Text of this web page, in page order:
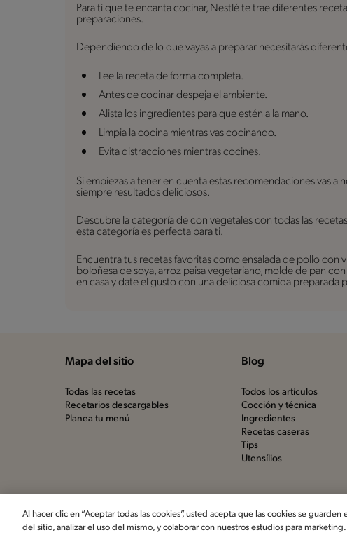
Para ti que te encanta cocinar, Nestlé te trae diferentes
preparaciones.
Dependiendo de lo que vayas a preparar necesitarás
Lee la receta de forma completa.
Antes de cocinar despeja el ambiente.
Alista los ingredientes para que estén a la mano.
Limpia la cocina mientras vas cocinando.
Evita distracciones mientras cocines.
Si empiezas a tener en cuenta estas recomendaciones vas
siempre resultados deliciosos.
Descubre la categoría de con vegetales con todas las
esta categoría es perfecta para ti.
Encuentra tus recetas favoritas como ensalada de pollo con
boloñesa de soya, arroz paisa vegetariano, molde de pan
en casa y date el gusto con una deliciosa comida preparada
Mapa del sitio
Todas las recetas
Recetarios descargables
Planea tu menú
Blog
Todos los artículos
Cocción y técnica
Ingredientes
Recetas caseras
Tips
Utensílios
(Suiza)
Al hacer clic en “Aceptar todas las cookies”, usted acepta que las cookies se
del sitio, analizar el uso del mismo, y colaborar con nuestros estudios para marketing.